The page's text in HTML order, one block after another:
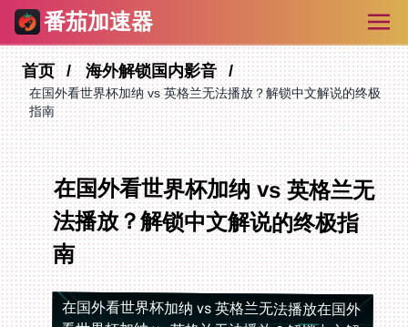
番茄加速器
首页 海外解锁国内影音
在国外看世界杯加纳 vs 英格兰无法播放？解锁中文解说的终极
指南
在国外看世界杯加纳 vs 英格兰无
法播放？解锁中文解说的终极指
南
在国外看世界杯加纳 vs 英格兰无法播放在国外
看世界杯加纳 vs 英格兰无法播放？解锁中文解